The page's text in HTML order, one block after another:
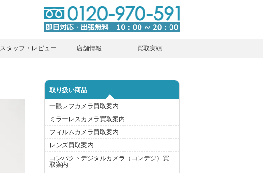
スタッフ・レビュー 店舗情報 買取実績
取り扱い商品
一眼レフカメラ買取案内
ミラーレスカメラ買取案内
フィルムカメラ買取案内
レンズ買取案内
コンパクトデジタルカメラ（コンデジ）買
取案内